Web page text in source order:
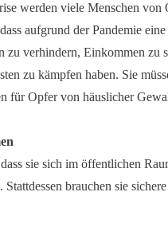
werden viele Menschen von
aufgrund der Pandemie
zu verhindern, Einkommen zu
zu kämpfen haben. Sie
für Opfer von häuslicher
sie sich im öffentlichen
brauchen sie